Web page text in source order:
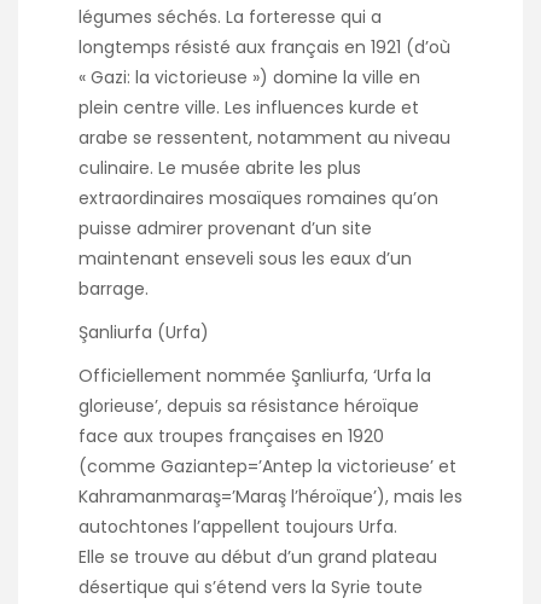
légumes séchés. La forteresse qui a
longtemps résisté aux français en 1921 (d’où
« Gazi: la victorieuse ») domine la ville en
plein centre ville. Les influences kurde et
arabe se ressentent, notamment au niveau
culinaire. Le musée abrite les plus
extraordinaires mosaïques romaines qu’on
puisse admirer provenant d’un site
maintenant enseveli sous les eaux d’un
barrage.
Şanliurfa (Urfa)
Officiellement nommée Şanliurfa, ‘Urfa la
glorieuse’, depuis sa résistance héroïque
face aux troupes françaises en 1920
(comme Gaziantep=’Antep la victorieuse’ et
Kahramanmaraş=’Maraş l’héroïque’), mais les
autochtones l’appellent toujours Urfa.
Elle se trouve au début d’un grand plateau
désertique qui s’étend vers la Syrie toute